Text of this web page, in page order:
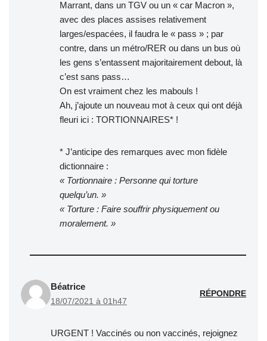
Marrant, dans un TGV ou un « car Macron »,
avec des places assises relativement
larges/espacées, il faudra le « pass » ; par
contre, dans un métro/RER ou dans un bus où
les gens s’entassent majoritairement debout, là
c’est sans pass…
On est vraiment chez les mabouls !
Ah, j’ajoute un nouveau mot à ceux qui ont déjà
fleuri ici : TORTIONNAIRES* !
* J’anticipe des remarques avec mon fidèle
dictionnaire :
« Tortionnaire : Personne qui torture
quelqu’un. »
« Torture : Faire souffrir physiquement ou
moralement. »
Béatrice
18/07/2021 à 01h47
RÉPONDRE
URGENT ! Vaccinés ou non vaccinés, rejoignez